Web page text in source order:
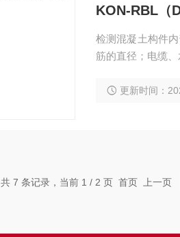
KON-RBL（
检测混凝土构件
筋的直径；电缆、
更新时间：
共 7 条记录，当前 1 / 2 页 首页 上一页